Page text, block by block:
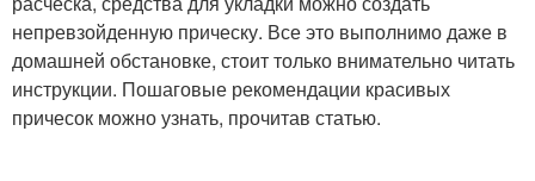
непревзойденную прическу. Все это выполнимо даже в
домашней обстановке, стоит только внимательно читать
инструкции. Пошаговые рекомендации красивых
причесок можно узнать, прочитав статью.